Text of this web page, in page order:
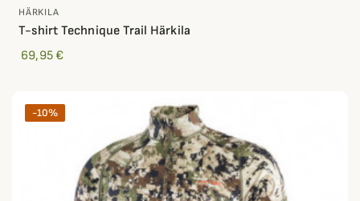
HÄRKILA
T-shirt Technique Trail Härkila
69,95 €
-10%